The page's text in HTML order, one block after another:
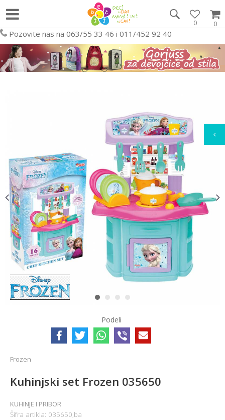
0
0
Pozovite nas na 063/55 33 46 i 011/452 92 40
1 2 3 4
Podeli
Frozen
Kuhinjski set Frozen 035650
KUHINJE I PRIBOR
Šifra artikla: 035650,ba